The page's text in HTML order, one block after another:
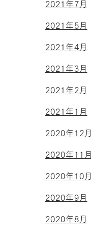
2021年7月
2021年5月
2021年4月
2021年3月
2021年2月
2021年1月
2020年12月
2020年11月
2020年10月
2020年9月
2020年8月